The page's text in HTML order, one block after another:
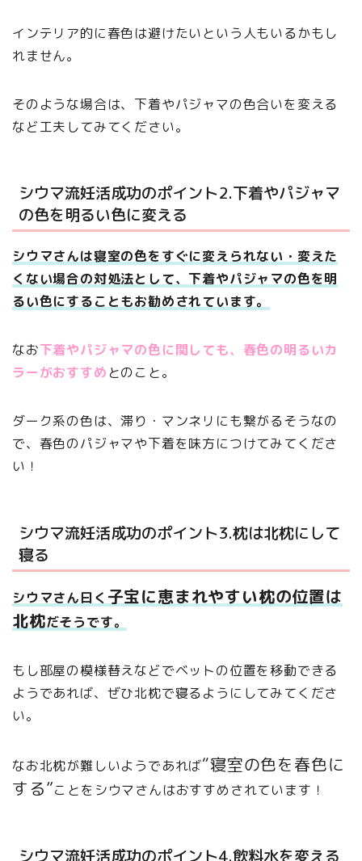
インテリア的に春色は避けたいという人もいるかもし
れません。
そのような場合は、下着やパジャマの色合いを変える
など工夫してみてください。
シウマ流妊活成功のポイント2.下着やパジャマ
の色を明るい色に変える
シウマさんは寝室の色をすぐに変えられない・変えた
くない場合の対処法として、下着やパジャマの色を明
るい色にすることもお勧めされています。
なお下着やパジャマの色に関しても、春色の明るいカ
ラーがおすすめとのこと。
ダーク系の色は、滞り・マンネリにも繋がるそうなの
で、春色のパジャマや下着を味方につけてみてくださ
い！
シウマ流妊活成功のポイント3.枕は北枕にして
寝る
シウマさん曰く 子宝に恵まれやすい枕の位置は
北枕だそうです。
もし部屋の模様替えなどでベットの位置を移動できる
ようであれば、ぜひ北枕で寝るようにしてみてくださ
い。
なお北枕が難しいようであれば“寝室の色を春色に
する”ことをシウマさんはおすすめされています！
シウマ流妊活成功のポイント4.飲料水を変える